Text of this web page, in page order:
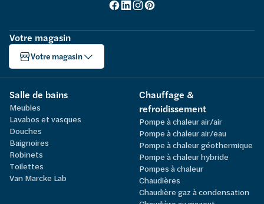
Votre magasin
Votre magasin
Salle de bains
Meubles
Lavabos et vasques
Douches
Baignoires
Robinets
Toilettes
Van Marcke Lab
Chauffage &
refroidissement
Pompe à chaleur air/air
Pompe à chaleur air/eau
Pompe à chaleur géothermique
Pompe à chaleur hybride
Pompes à chaleur
Chaudières
Chaudière gaz à condensation